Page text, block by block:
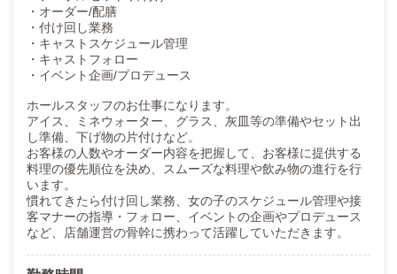
・オーダー/配膳
・付け回し業務
・キャストスケジュール管理
・キャストフォロー
・イベント企画/プロデュース
ホールスタッフのお仕事になります。
アイス、ミネウォーター、グラス、灰皿等の準備やセット出
し準備、下げ物の片付けなど。
お客様の人数やオーダー内容を把握して、お客様に提供する
料理の優先順位を決め、スムーズな料理や飲み物の進行を行
います。
慣れてきたら付け回し業務、女の子のスケジュール管理や接
客マナーの指導・フォロー、イベントの企画やプロデュース
など、店舗運営の骨幹に携わって活躍していただきます。